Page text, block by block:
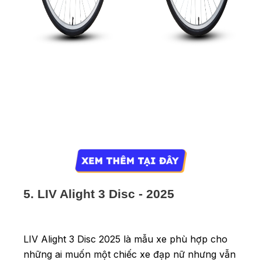
5. LIV Alight 3 Disc - 2025
LIV Alight 3 Disc 2025 là mẫu xe phù hợp cho
những ai muốn một chiếc xe đạp nữ nhưng vẫn